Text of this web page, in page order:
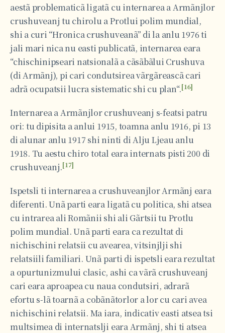
aestã problematicã ligatã cu internarea a Armãnjlor
crushuveanj tu chirolu a Protlui polim mundial,
shi a curi “Hronica crushuveanã” di la anlu 1976 ti
jali mari nica nu easti publicatã, internarea eara
“chischinipseari natsionalã a cãsãbãlui Crushuva
(di Armãnj), pi cari condutsirea vãrgãreascã cari
adrã ocupatsii lucra sistematic shi cu plan“.[16]
Internarea a Armãnjlor crushuveanj s-featsi patru
ori: tu dipisita a anlui 1915, toamna anlu 1916, pi 13
di alunar anlu 1917 shi ninti di Alju Ljeau anlu
1918. Tu aestu chiro total eara internats pisti 200 di
crushuveanj.[17]
Ispetsli ti internarea a crushuveanjlor Armãnj eara
diferenti. Unã parti eara ligatã cu politica, shi atsea
cu intrarea ali Romãnii shi ali Gãrtsii tu Protlu
polim mundial. Unã parti eara ca rezultat di
nichischini relatsii cu avearea, vitsinjlji shi
relatsiili familiari. Unã parti di ispetsli eara rezultat
a opurtunizmului clasic, ashi ca vãrã crushuveanj
cari eara aproapea cu naua condutsiri, adrarã
efortu s-lã toarnã a cobãnãtorlor a lor cu cari avea
nichischini relatsii. Ma iara, indicativ easti atsea tsi
multsimea di internatslji eara Armãnj, shi ti atsea